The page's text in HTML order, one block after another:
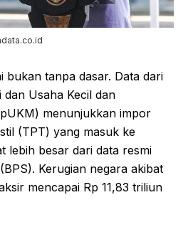
bukan tanpa dasar. Data dari
dan Usaha Kecil dan
menunjukkan impor
(TPT) yang masuk ke
lebih besar dari data resmi
Kerugian negara akibat
mencapai Rp 11,83 triliun